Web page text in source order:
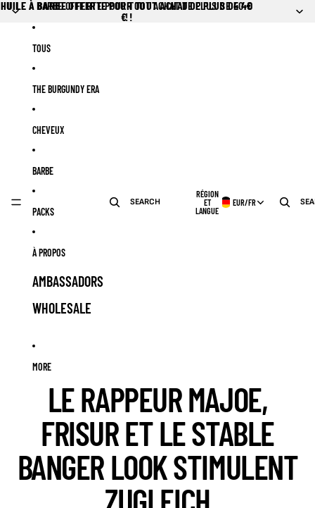
HUILE À BARBE OFFERTE POUR TOUT ACHAT DE PLUS DE 40
€ !
HUILE À BARBE OFFERTE POUR TOUT ACHAT DE PLUS DE 40 €
!
TOUS
THE BURGUNDY ERA
CHEVEUX
BARBE
PACKS
À PROPOS
AMBASSADORS
WHOLESALE
MORE
SEARCH
RÉGION
ET
LANGUE
EUR/FR
LE RAPPEUR MAJOE,
FRISUR ET LE STABLE
BANGER LOOK STIMULENT